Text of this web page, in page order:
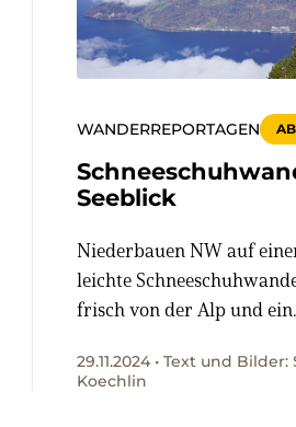
WANDERREPORTAGEN
Seeblick
Niederbauen NW auf
leichte
frisch von der Alp und ein
29.11.2024 • Text und
Koechlin